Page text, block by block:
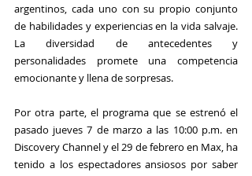
argentinos, cada uno con su propio conjunto
de habilidades y experiencias en la vida salvaje.
La diversidad de antecedentes y
personalidades promete una competencia
emocionante y llena de sorpresas.
Por otra parte, el programa que se estrenó el
Discovery Channel y el 29 de febrero en Max, ha
tenido a los espectadores ansiosos por saber